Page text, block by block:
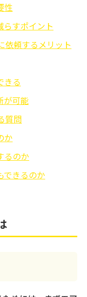
性
らすポイント
依頼するメリット
きる
が可能
質問
か
るのか
できるのか